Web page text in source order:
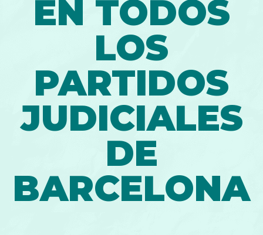
EN TODOS
LOS
PARTIDOS
JUDICIALES
DE
BARCELONA